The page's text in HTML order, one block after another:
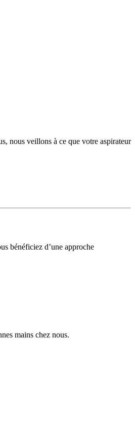
nous veillons à ce que votre aspirateur
bénéficiez d’une approche
mains chez nous.